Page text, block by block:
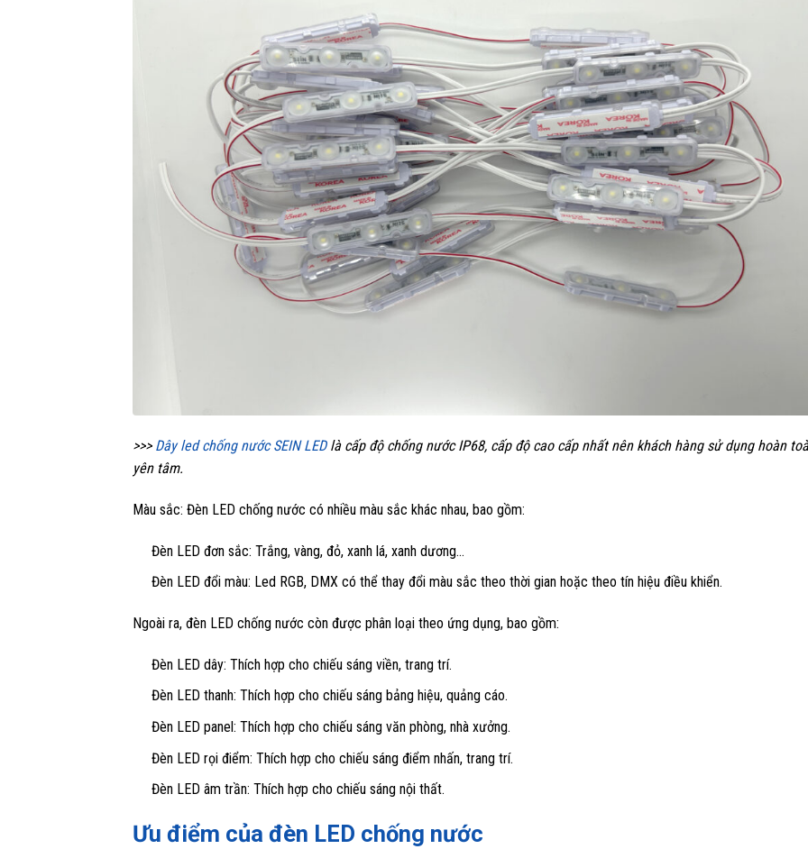
>>> Dây led chống nước SEIN LEDlà cấp độ chống nước IP68, cấp độ cao cấp nhất nên khách hàng sử dụng hoàn
yên tâm.
Màu sắc: Đèn LED chống nước có nhiều màu sắc khác nhau, bao gồm:
Đèn LED đơn sắc: Trắng, vàng, đỏ, xanh lá, xanh dương…
Đèn LED đổi màu: Led RGB, DMX có thể thay đổi màu sắc theo thời gian hoặc theo tín hiệu điều khiển.
Ngoài ra, đèn LED chống nước còn được phân loại theo ứng dụng, bao gồm:
Đèn LED dây: Thích hợp cho chiếu sáng viền, trang trí.
Đèn LED thanh: Thích hợp cho chiếu sáng bảng hiệu, quảng cáo.
Đèn LED panel: Thích hợp cho chiếu sáng văn phòng, nhà xưởng.
Đèn LED rọi điểm: Thích hợp cho chiếu sáng điểm nhấn, trang trí.
Đèn LED âm trần: Thích hợp cho chiếu sáng nội thất.
Ưu điểm của đèn LED chống nước